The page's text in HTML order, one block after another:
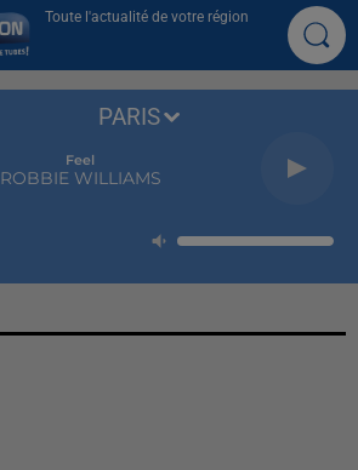
Toute l'actualité de votre région
Feel
ROBBIE WILLIAMS
PARIS